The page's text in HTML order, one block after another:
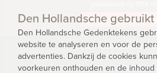
Bekijk alle
© 2026 - Den Hollandsche
Privacy
Den Hollandsche
Den Hollandsche Gedenktekens
website te analyseren en voor de
advertenties. Dankzij de cookies
voorkeuren onthouden en de inhoud